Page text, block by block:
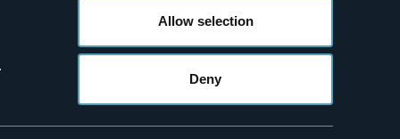
.
Allow selection
Deny